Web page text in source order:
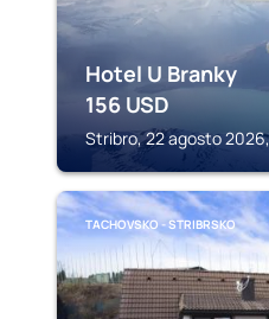
Hotel U Branky
156 USD
Stribro, 22 agosto
TACHOVSKO - STRIBRSKO